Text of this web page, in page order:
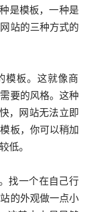
站的三种方式的
要的风格。这种
，网站无法立即
板，你可以稍加
低。
的外观做一点小